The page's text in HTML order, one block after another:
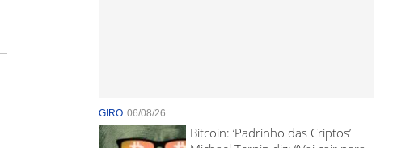
GIRO 06/08/26
Bitcoin: ‘Padrinho das Criptos’